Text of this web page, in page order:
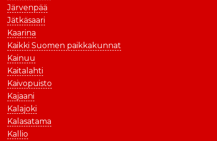
Järvenpää
Jätkäsaari
Kaarina
Kaikki Suomen paikkakunnat
Kainuu
Kaitalahti
Kaivopuisto
Kajaani
Kalajoki
Kalasatama
Kallio